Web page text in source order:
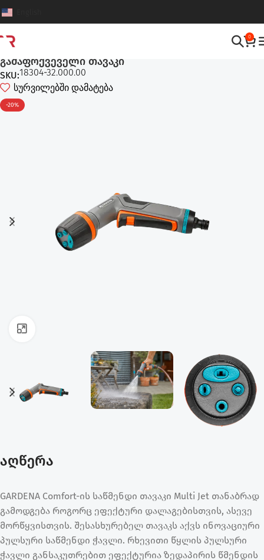
0
გამაფრქვეველი თავაკი
SKU:18304-32.000.00
სურვილებში დამატება
-20%
აღწერა
GARDENA Comfort-ის საწმენდი თავაკი Multi Jet თანაბრად
გამოდგება როგორც ეფექტური დალაგებისთვის, ასევე
მორწყვისთვის. შესასხურებელ თავაკს აქვს ინოვაციური
პულსური საწმენდი ჭავლი. რხევითი წყლის პულსური
ჭავლი განსაკუთრებით ეფექტურია ზედაპირის წმენდის